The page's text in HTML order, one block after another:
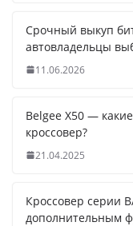
Срочный выкуп
автовладельцы
11.06.2026
Belgee X50 —
кроссовер?
21.04.2025
Кроссовер серии
дополнительным